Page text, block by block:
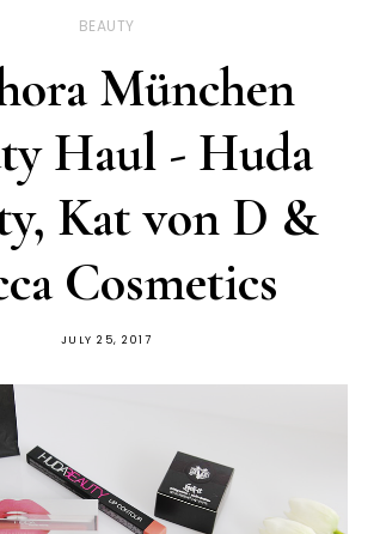
BEAUTY
München
Haul - Huda
Kat von D &
Cosmetics
JULY 25, 2017